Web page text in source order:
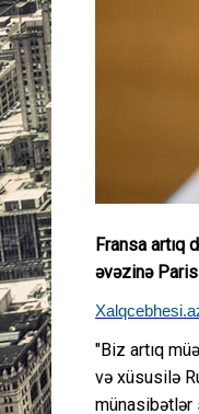
Fransa artıq
əvəzinə
"Biz artıq
və xüsusilə
münasibətlər